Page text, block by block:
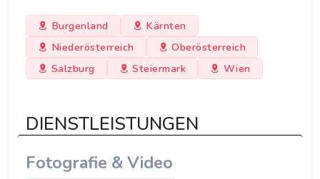
Burgenland
Kärnten
Niederösterreich
Oberösterreich
Salzburg
Steiermark Wien
DIENSTLEISTUNGEN
Fotografie & Video